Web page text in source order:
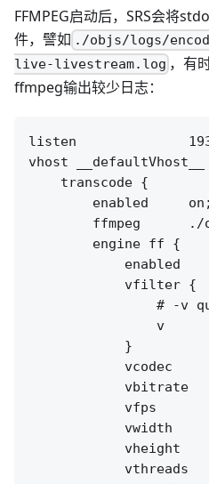
FFMPEG启动后，SRS会将
件，譬如 ./objs/logs/
live-livestream.log ，有
ffmpeg输出较少日志：
listen
vhost
    transcode {
        enabled     on;
ffmpeg
        engine ff {
enabled
            vfilter {
# -v
v
            }
vcodec
vbitrate
vfps
vwidth
vheight
vthreads